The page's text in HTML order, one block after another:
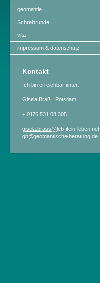
geomantie
Schreibrunde
vita
impressum & datenschutz
Kontakt
Ich bin erreichbar unter:
Gisela Braß | Potsdam
+ 0176 531 08 305
gisela.brass@leb-dein-leben.net
gb@geomantische-beratung.de